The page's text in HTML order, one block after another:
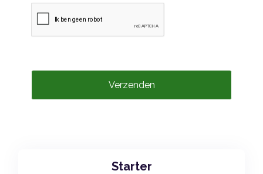
Verzenden
Starter